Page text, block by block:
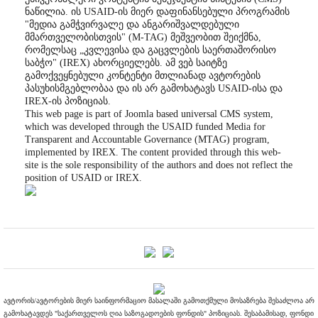
ნაწილია. ის USAID-ის მიერ დაფინანსებული პროგრამის
"მედია გამჭვირვალე და ანგარიშვალდებული
მმართველობისთვის" (M-TAG) მეშვეობით შეიქმნა,
რომელსაც „კვლევისა და გაცვლების საერთაშორისო
საბჭო" (IREX) ახორციელებს. ამ ვებ საიტზე
გამოქვეყნებული კონტენტი მთლიანად ავტორების
პასუხისმგებლობაა და ის არ გამოხატავს USAID-ისა და
IREX-ის პოზიციას.
This web page is part of Joomla based universal CMS system,
which was developed through the USAID funded Media for
Transparent and Accountable Governance (MTAG) program,
implemented by IREX. The content provided through this web-
site is the sole responsibility of the authors and does not reflect the
position of USAID or IREX.
ავტორის/ავტორების მიერ საინფორმაციო მასალაში გამოთქმული მოსაზრება შესაძლოა არ
გამოხატავდეს "საქართველოს ღია საზოგადოების ფონდის" პოზიციას. შესაბამისად, ფონდი